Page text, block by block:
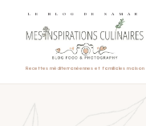
LE BLOG DE SAMAR
Recettes méditerranéennes et familiales maison